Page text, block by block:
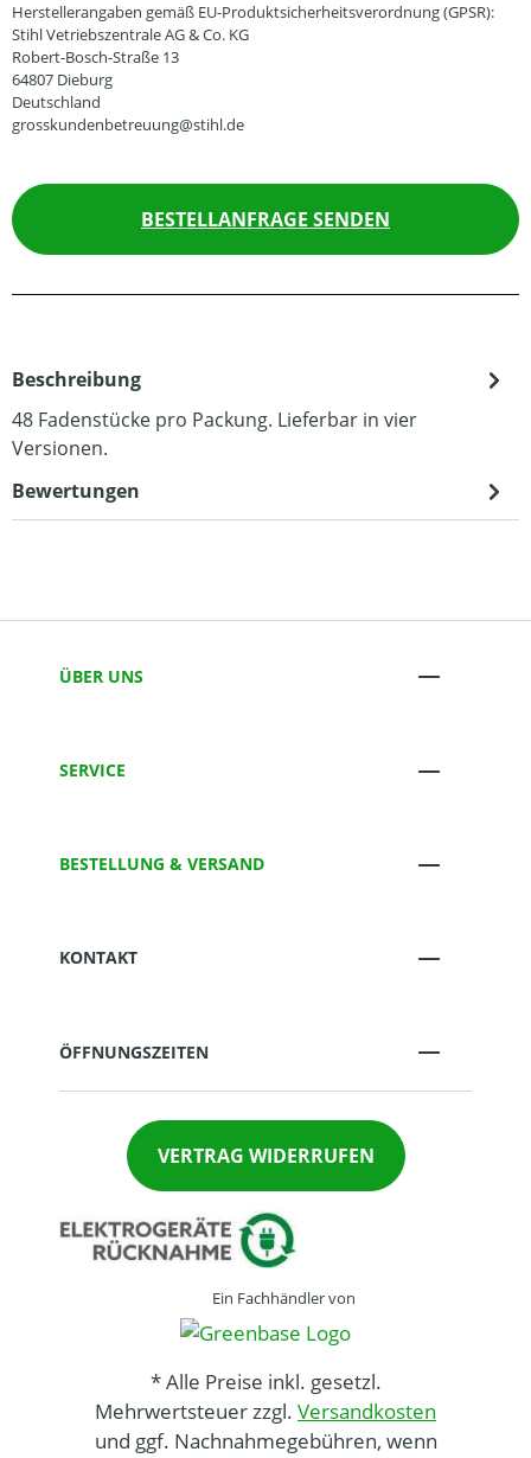
Herstellerangaben gemäß EU-Produktsicherheitsverordnung (GPSR):
Stihl Vetriebszentrale AG & Co. KG
Robert-Bosch-Straße 13
64807 Dieburg
Deutschland
grosskundenbetreuung@stihl.de
BESTELLANFRAGE SENDEN
Beschreibung
48 Fadenstücke pro Packung. Lieferbar in vier
Versionen.
Bewertungen
ÜBER UNS
SERVICE
BESTELLUNG & VERSAND
KONTAKT
ÖFFNUNGSZEITEN
VERTRAG WIDERRUFEN
Ein Fachhändler von
* Alle Preise inkl. gesetzl.
Mehrwertsteuer zzgl. Versandkosten
und ggf. Nachnahmegebühren, wenn